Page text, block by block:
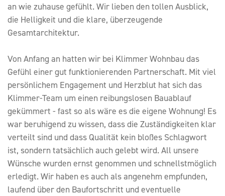
an wie zuhause gefühlt. Wir lieben den tollen Ausblick,
die Helligkeit und die klare, überzeugende
Gesamtarchitektur.
Von Anfang an hatten wir bei Klimmer Wohnbau das
Gefühl einer gut funktionierenden Partnerschaft. Mit viel
persönlichem Engagement und Herzblut hat sich das
Klimmer-Team um einen reibungslosen Bauablauf
gekümmert - fast so als wäre es die eigene Wohnung! Es
war beruhigend zu wissen, dass die Zuständigkeiten klar
verteilt sind und dass Qualität kein bloßes Schlagwort
ist, sondern tatsächlich auch gelebt wird. All unsere
Wünsche wurden ernst genommen und schnellstmöglich
erledigt. Wir haben es auch als angenehm empfunden,
laufend über den Baufortschritt und eventuelle